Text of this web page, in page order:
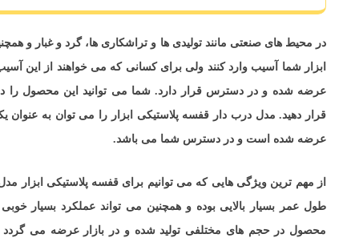
در محیط های صنعتی مانند تولیدی ها و تراشکاری ها، گرد و غبار و
ابزار شما آسیب وارد کنند ولی برای کسانی که می خواهند از این
عرضه شده و در دسترس قرار دارد. شما می توانید این محصول را
قرار دهید. مدل درب دار قفسه پلاستیکی ابزار را می توان به عنوان
عرضه شده است و در دسترس شما می باشد.
از مهم ترین ویژگی هایی که می توانیم برای قفسه پلاستیکی ابزار
طول عمر بسیار بالایی بوده و همچنین می تواند عملکرد بسیار
محصول در حجم های مختلفی تولید شده و در بازار عرضه می گردد